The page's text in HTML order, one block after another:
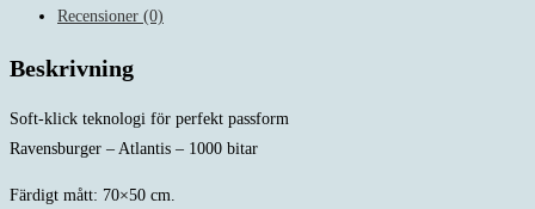
Recensioner (0)
Beskrivning
Soft-klick teknologi för perfekt passform
Ravensburger – Atlantis – 1000 bitar
Färdigt mått: 70×50 cm.